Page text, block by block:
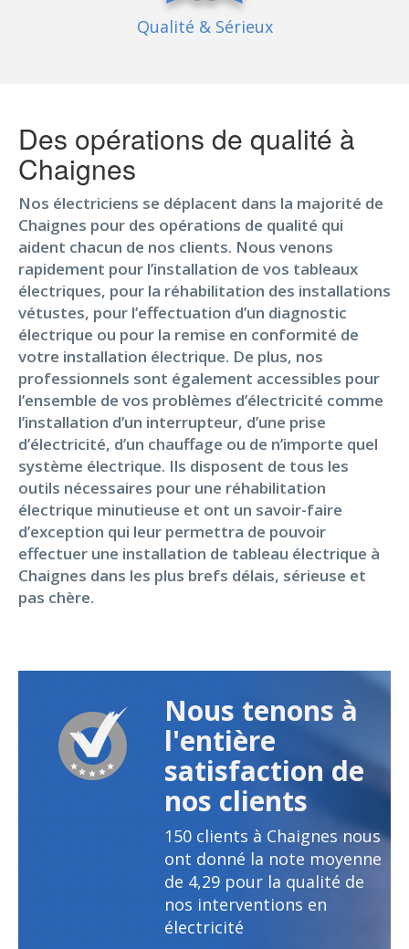
Qualité & Sérieux
Des opérations de qualité à
Chaignes
Nos électriciens se déplacent dans la majorité de
Chaignes pour des opérations de qualité qui
aident chacun de nos clients. Nous venons
rapidement pour l’installation de vos tableaux
électriques, pour la réhabilitation des installations
vétustes, pour l’effectuation d’un diagnostic
électrique ou pour la remise en conformité de
votre installation électrique. De plus, nos
professionnels sont également accessibles pour
l’ensemble de vos problèmes d’électricité comme
l’installation d’un interrupteur, d’une prise
d’électricité, d’un chauffage ou de n’importe quel
système électrique. Ils disposent de tous les
outils nécessaires pour une réhabilitation
électrique minutieuse et ont un savoir-faire
d’exception qui leur permettra de pouvoir
effectuer une installation de tableau électrique à
Chaignes dans les plus brefs délais, sérieuse et
pas chère.
Nous tenons à
l'entière
satisfaction de
nos clients
150 clients à Chaignes nous
ont donné la note moyenne
de 4,29 pour la qualité de
nos interventions en
électricité